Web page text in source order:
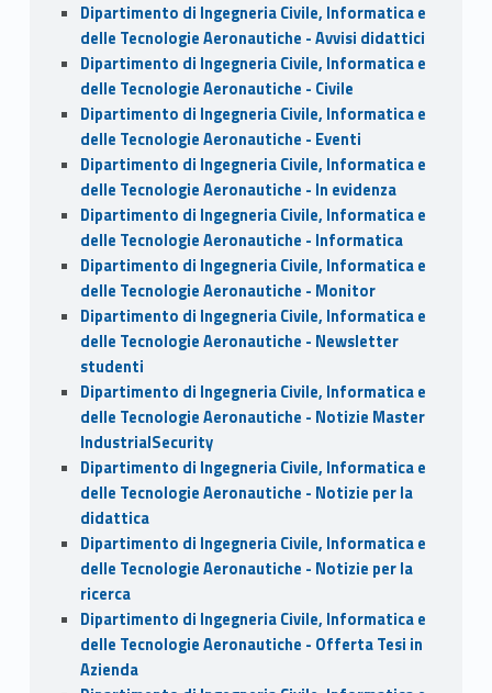
Dipartimento di Ingegneria Civile, Informatica e
delle Tecnologie Aeronautiche - Avvisi didattici
Dipartimento di Ingegneria Civile, Informatica e
delle Tecnologie Aeronautiche - Civile
Dipartimento di Ingegneria Civile, Informatica e
delle Tecnologie Aeronautiche - Eventi
Dipartimento di Ingegneria Civile, Informatica e
delle Tecnologie Aeronautiche - In evidenza
Dipartimento di Ingegneria Civile, Informatica e
delle Tecnologie Aeronautiche - Informatica
Dipartimento di Ingegneria Civile, Informatica e
delle Tecnologie Aeronautiche - Monitor
Dipartimento di Ingegneria Civile, Informatica e
delle Tecnologie Aeronautiche - Newsletter
studenti
Dipartimento di Ingegneria Civile, Informatica e
delle Tecnologie Aeronautiche - Notizie Master
IndustrialSecurity
Dipartimento di Ingegneria Civile, Informatica e
delle Tecnologie Aeronautiche - Notizie per la
didattica
Dipartimento di Ingegneria Civile, Informatica e
delle Tecnologie Aeronautiche - Notizie per la
ricerca
Dipartimento di Ingegneria Civile, Informatica e
delle Tecnologie Aeronautiche - Offerta Tesi in
Azienda